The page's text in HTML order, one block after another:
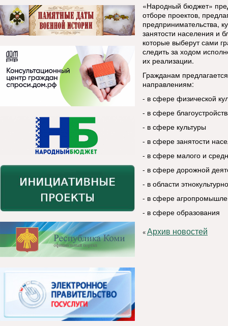
«Народный бюджет»
отборе проектов,
предпринимательства,
занятости населения и
которые выберут сами
следить за ходом
их реализации.
Гражданам
направлениям:
- в сфере физической
- в сфере
- в сфере культуры
- в сфере занятости
- в сфере малого и
- в сфере дорожной
- в области
- в сфере
- в сфере образования
«Архив новостей